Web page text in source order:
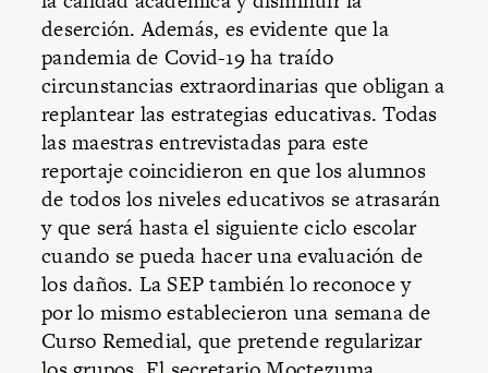
deserción. Además, es evidente que la
pandemia de Covid-19 ha traído
circunstancias extraordinarias que obligan a
replantear las estrategias educativas. Todas
las maestras entrevistadas para este
reportaje coincidieron en que los alumnos
de todos los niveles educativos se atrasarán
y que será hasta el siguiente ciclo escolar
cuando se pueda hacer una evaluación de
los daños. La SEP también lo reconoce y
por lo mismo establecieron una semana de
Curso Remedial, que pretende regularizar